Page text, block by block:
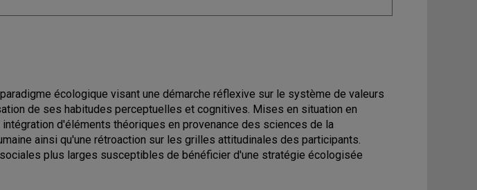
écologique visant une démarche réflexive sur le système de valeurs
de ses habitudes perceptuelles et cognitives. Mises en situation en
d'éléments théoriques en provenance des sciences de la
ainsi qu'une rétroaction sur les grilles attitudinales des participants.
plus larges susceptibles de bénéficier d'une stratégie écologisée